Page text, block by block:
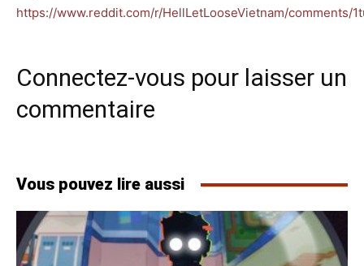
https://www.reddit.com/r/HellLetLooseVietnam/comments/
Connectez-vous pour laisser un
commentaire
Vous pouvez lire aussi